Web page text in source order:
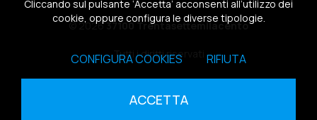
© 202637100 Trentasettemilacento
Tutti i diritti riservati
Sitemap|Privacy Policy|Cookies Policy
Cliccando sul pulsante ‘Accetta’ acconsenti all’utilizzo dei
cookie, oppure configura le diverse tipologie.
CONFIGURA COOKIES RIFIUTA
ACCETTA